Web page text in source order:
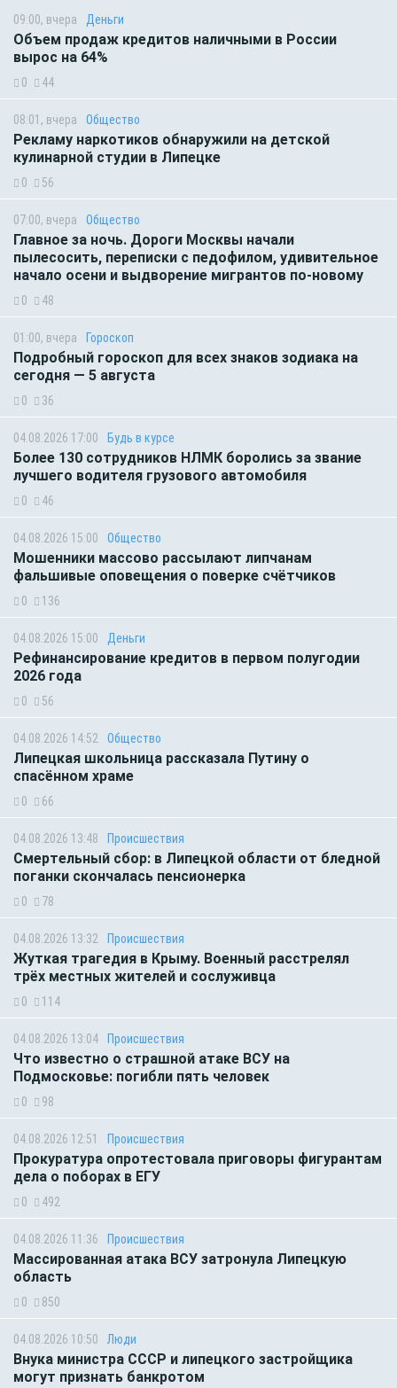
09:00, вчера Деньги
Объем продаж кредитов наличными в России
вырос на 64%
0 44
08:01, вчера Общество
Рекламу наркотиков обнаружили на детской
кулинарной студии в Липецке
0 56
07:00, вчера Общество
Главное за ночь. Дороги Москвы начали
пылесосить, переписки с педофилом, удивительное
начало осени и выдворение мигрантов по-новому
0 48
01:00, вчера Гороскоп
Подробный гороскоп для всех знаков зодиака на
сегодня — 5 августа
0 36
04.08.2026 17:00 Будь в курсе
Более 130 сотрудников НЛМК боролись за звание
лучшего водителя грузового автомобиля
0 46
04.08.2026 15:00 Общество
Мошенники массово рассылают липчанам
фальшивые оповещения о поверке счётчиков
0 136
04.08.2026 15:00 Деньги
Рефинансирование кредитов в первом полугодии
2026 года
0 56
04.08.2026 14:52 Общество
Липецкая школьница рассказала Путину о
спасённом храме
0 66
04.08.2026 13:48 Происшествия
Смертельный сбор: в Липецкой области от бледной
поганки скончалась пенсионерка
0 78
04.08.2026 13:32 Происшествия
Жуткая трагедия в Крыму. Военный расстрелял
трёх местных жителей и сослуживца
0 114
04.08.2026 13:04 Происшествия
Что известно о страшной атаке ВСУ на
Подмосковье: погибли пять человек
0 98
04.08.2026 12:51 Происшествия
Прокуратура опротестовала приговоры фигурантам
дела о поборах в ЕГУ
0 492
04.08.2026 11:36 Происшествия
Массированная атака ВСУ затронула Липецкую
область
0 850
04.08.2026 10:50 Люди
Внука министра СССР и липецкого застройщика
могут признать банкротом